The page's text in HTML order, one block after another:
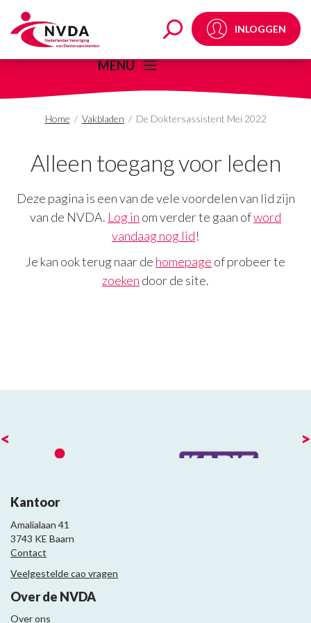
De Doktersassistent
INLOGGEN
MENU
Home / Vakbladen / De Doktersassistent Mei 2022
Alleen toegang voor leden
Deze pagina is een van de vele voordelen van lid zijn
van de NVDA. Log in om verder te gaan ofword
vandaag nog lid!
Je kan ook terug naar de homepage of probeer te
zoeken door de site.
< >
Kantoor
Amalialaan 41
3743 KE Baarn
Contact
Veelgestelde cao vragen
Over de NVDA
Over ons